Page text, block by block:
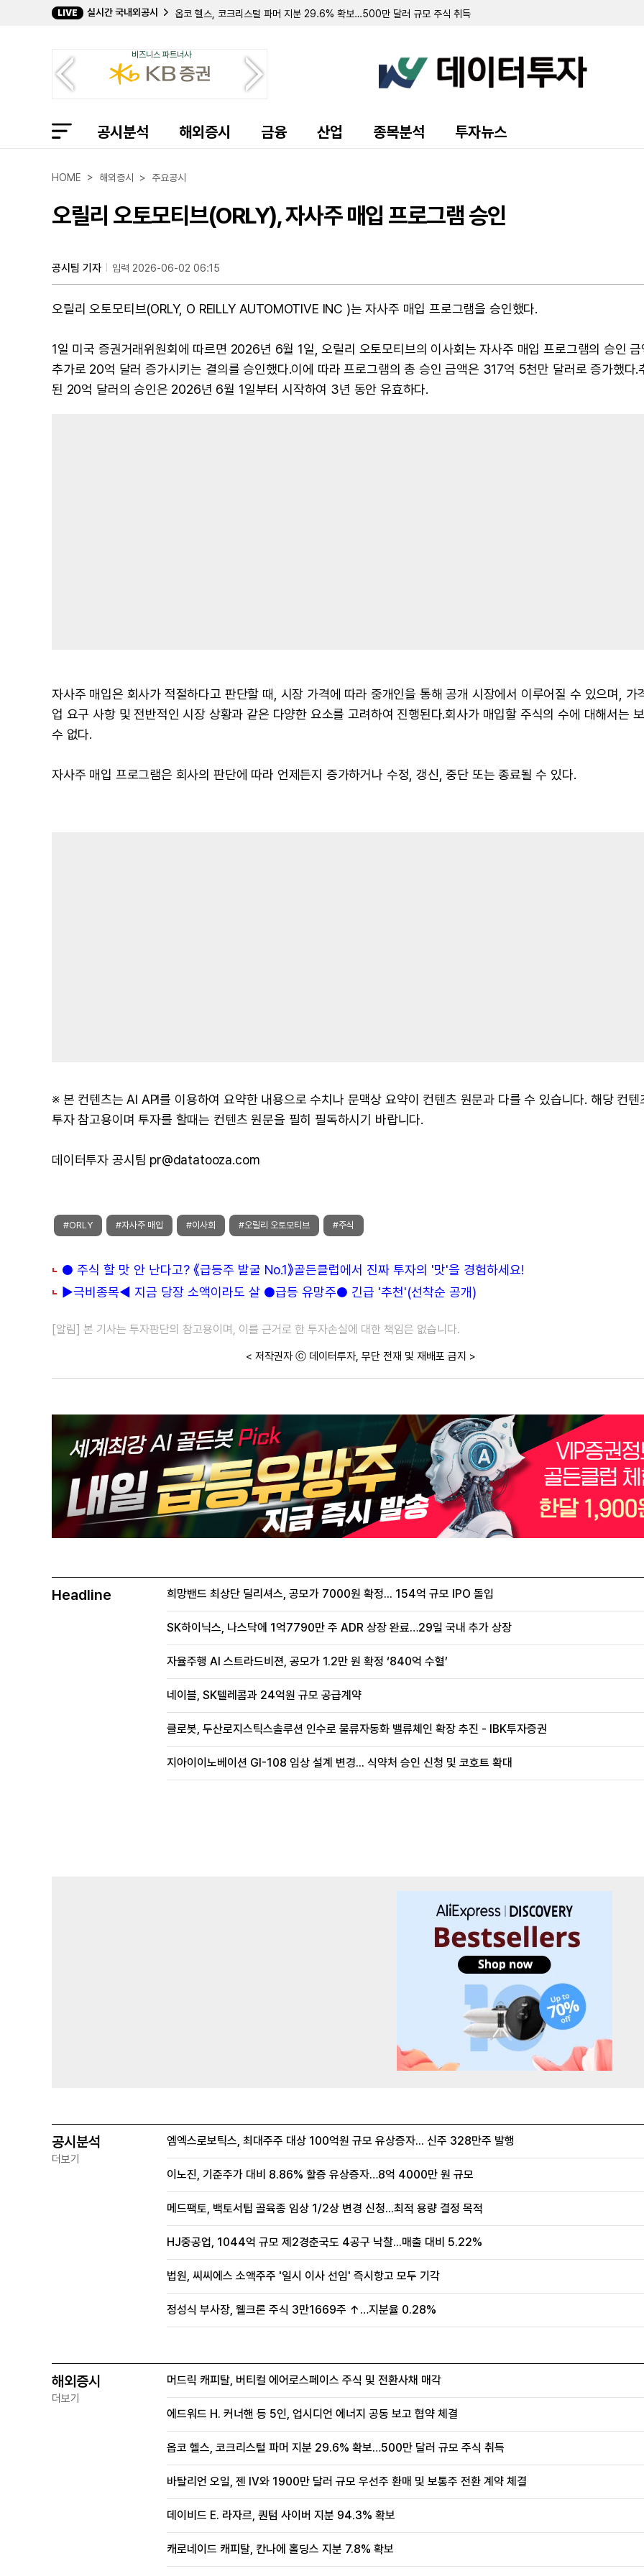
LIVE 실시간 국내외공시
옵코 헬스, 코크리스털 파머 지분 29.6% 확보…500만 달러 규모 주식 취득
캐로네이드 캐피탈, 칸나에 홀딩스 지분 7.8% 확보
크리에이티브 메디컬 테크놀로지, 2분기 순손실 151만 달러…워런트 행사로 446만 달러 조달
바이오스템 테크놀로지스, 357만 주 규모 주주 등록 및 매각 추진
길데 헬스케어, 숄더 이노베이션스 지분 10.7%로 축소…최근 6일간 16만여 주 장내 매도
임믹스 바이오파머, 2분기 순손실 1155만 달러…자금조달로 현금 2억 3210만 달러 확보
에이트코 홀딩스, 2분기 순이익 1770만 달러 기록…가상자산 평가이익에 흑자 전환
볼리션RX, 린드 글로벌에 보통주 77만 9371주 발행
퍼스트 노던 커뮤니티 뱅코프, 부실 대출 채권 457만 달러로 감소…대출 조건 조정액은 412만 달러
샤프링크, 2분기 순손실 3억 9427만 달러 기록…가상자산 평가손실 영향
머드릭 캐피탈, 버티컬 에어로스페이스 주식 및 전환사채 매각
비즈니스 파트너사
공시분석 해외증시 금융 산업 종목분석 투자뉴스
HOME > 해외증시 > 주요공시
오릴리 오토모티브(ORLY), 자사주 매입 프로그램 승인
공시팀 기자 입력 2026-06-02 06:15
오릴리 오토모티브(ORLY, O REILLY AUTOMOTIVE INC )는 자사주 매입 프로그램을 승인했다.
1일 미국 증권거래위원회에 따르면 2026년 6월 1일, 오릴리 오토모티브의 이사회는 자사주 매입 프로그램의 승인 금
추가로 20억 달러 증가시키는 결의를 승인했다.이에 따라 프로그램의 총 승인 금액은 317억 5천만 달러로 증가했다.
된 20억 달러의 승인은 2026년 6월 1일부터 시작하여 3년 동안 유효하다.
자사주 매입은 회사가 적절하다고 판단할 때, 시장 가격에 따라 중개인을 통해 공개 시장에서 이루어질 수 있으며, 가
업 요구 사항 및 전반적인 시장 상황과 같은 다양한 요소를 고려하여 진행된다.회사가 매입할 주식의 수에 대해서는
수 없다.
자사주 매입 프로그램은 회사의 판단에 따라 언제든지 증가하거나 수정, 갱신, 중단 또는 종료될 수 있다.
※ 본 컨텐츠는 AI API를 이용하여 요약한 내용으로 수치나 문맥상 요약이 컨텐츠 원문과 다를 수 있습니다. 해당 컨텐
투자 참고용이며 투자를 할때는 컨텐츠 원문을 필히 필독하시기 바랍니다.
데이터투자 공시팀 pr@datatooza.com
#ORLY #자사주 매입 #이사회 #오릴리 오토모티브 #주식
● 주식 할 맛 안 난다고? 《급등주 발굴 No.1》골든클럽에서 진짜 투자의 '맛'을 경험하세요!
▶극비종목◀ 지금 당장 소액이라도 살 ●급등 유망주● 긴급 '추천'(선착순 공개)
[알림] 본 기사는 투자판단의 참고용이며, 이를 근거로 한 투자손실에 대한 책임은 없습니다.
< 저작권자 ⓒ 데이터투자, 무단 전재 및 재배포 금지 >
Headline 희망밴드 최상단 딜리셔스, 공모가 7000원 확정... 154억 규모 IPO 돌입
SK하이닉스, 나스닥에 1억7790만 주 ADR 상장 완료…29일 국내 추가 상장
자율주행 AI 스트라드비젼, 공모가 1.2만 원 확정 ‘840억 수혈’
네이블, SK텔레콤과 24억원 규모 공급계약
클로봇, 두산로지스틱스솔루션 인수로 물류자동화 밸류체인 확장 추진 - IBK투자증권
지아이이노베이션 GI-108 임상 설계 변경... 식약처 승인 신청 및 코호트 확대
공시분석
더보기
엠엑스로보틱스, 최대주주 대상 100억원 규모 유상증자... 신주 328만주 발행
이노진, 기준주가 대비 8.86% 할증 유상증자…8억 4000만 원 규모
메드팩토, 백토서팁 골육종 임상 1/2상 변경 신청...최적 용량 결정 목적
HJ중공업, 1044억 규모 제2경춘국도 4공구 낙찰...매출 대비 5.22%
법원, 씨씨에스 소액주주 '일시 이사 선임' 즉시항고 모두 기각
정성식 부사장, 웰크론 주식 3만1669주 ↑…지분율 0.28%
해외증시
더보기
머드릭 캐피탈, 버티컬 에어로스페이스 주식 및 전환사채 매각
에드워드 H. 커너핸 등 5인, 업시디언 에너지 공동 보고 협약 체결
옵코 헬스, 코크리스털 파머 지분 29.6% 확보…500만 달러 규모 주식 취득
바탈리언 오일, 젠 IV와 1900만 달러 규모 우선주 환매 및 보통주 전환 계약 체결
데이비드 E. 라자르, 퀀텀 사이버 지분 94.3% 확보
캐로네이드 캐피탈, 칸나에 홀딩스 지분 7.8% 확보